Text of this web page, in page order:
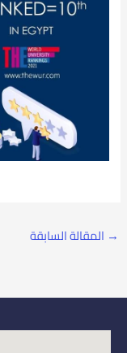
→ المقالة السابقة